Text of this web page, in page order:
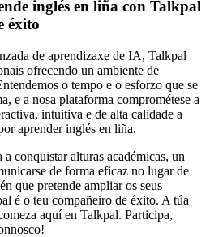
inglés en liña con Talkpal
éxito
de aprendizaxe de IA, Talkpal
ofrecendo un ambiente de
o tempo e o esforzo que se
e a nosa plataforma comprométese a
intuitiva e de alta calidade a
aprender inglés en liña.
a conquistar alturas académicas, un
de forma eficaz no lugar de
que pretende ampliar os seus
é o teu compañeiro de éxito. A túa
aquí en Talkpal. Participa,